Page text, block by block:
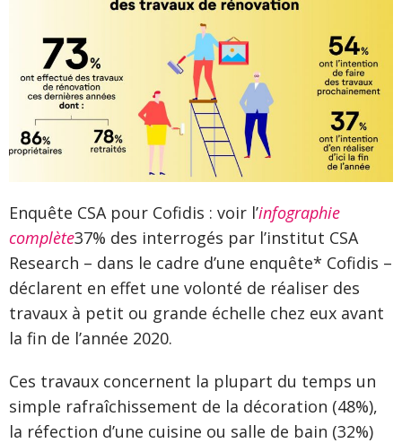
Enquête CSA pour Cofidis : voir l’infographie
complète37% des interrogés par l’institut CSA
Research – dans le cadre d’une enquête* Cofidis –
déclarent en effet une volonté de réaliser des
travaux à petit ou grande échelle chez eux avant
la fin de l’année 2020.
Ces travaux concernent la plupart du temps un
simple rafraîchissement de la décoration (48%),
la réfection d’une cuisine ou salle de bain (32%)